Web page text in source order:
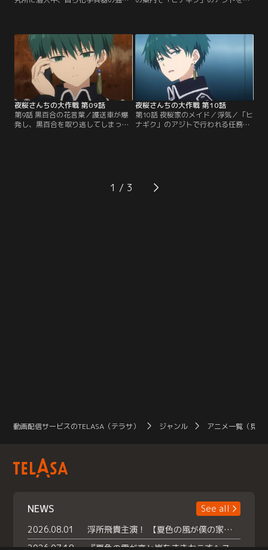
った太陽は、政府直属の諜報機関
「ヒナギク」の蒼 翠と犬神王牙に出
会う。王牙の勢いに押し切られ、一
緒に研究所内を捜索する太陽だった
が…。【提供：バンダイチャンネ
ル】
が乱入し、六美の取り合いが勃発！
実は、凶一郎とりんは元同級生で当
時から犬猿の仲だった！ふたりのけ
んかは次第に激しさを増し、館内に
緊急コードが発令される事態に…。
【提供：バンダイチャンネル】
夜桜さんちの大作戦 第09話
第9話 黒百合の花言葉／護送車が爆
発し、黒百合を取り逃してしまった
致した副総理を連れた黒顔が、ネッ
ト中継で人々の前に現れた。復讐を
夜桜さんちの大作戦 第10話
第10話 夜桜家のメイド／浮気／「ヒ
ナギク」のアジトで行われる任務完
する…。タイミングを見て打ち上げ
を抜け出した太陽は、黒顔の遺言通
1
動画配信サービスのTELASA（テラサ） ジャンル アニメ一覧（見放
NEWS
See all
2026.08.01
浮所飛貴主演！ 【夏色の風が僕の家にやってきた】 本日よりテラサで独占配信スタート！